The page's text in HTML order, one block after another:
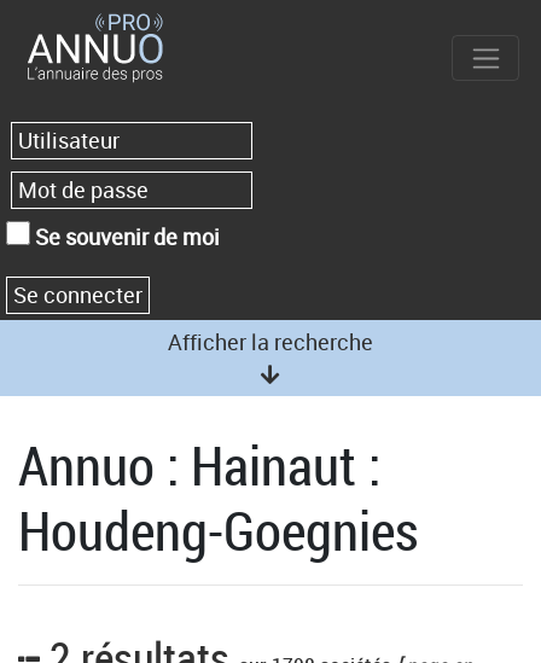
Se souvenir de moi
Afficher la recherche
Annuo : Hainaut :
Houdeng-Goegnies